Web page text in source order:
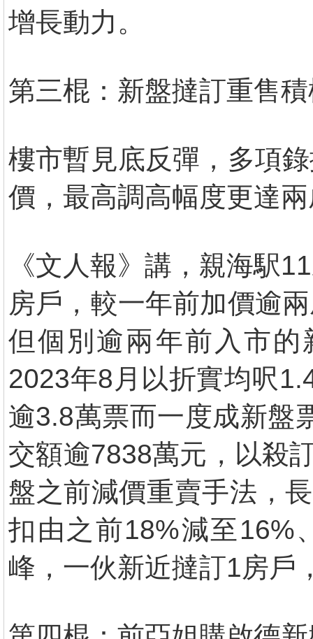
增長動力。
第三棍：新盤撻訂重售
樓市暫見底反彈，多項
價，最高調高幅度更達
《文人報》講，親海駅
房戶，較一年前加價逾
但個別逾兩年前入市
2023年8月以折實均呎
逾3.8萬票而一度成新盤
交額逾7838萬元，以殺
盤之前減價重賣手法，
扣由之前18%減至16%
峰，一伙新近撻訂1房戶